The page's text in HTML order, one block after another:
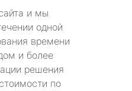
и мы
одной
времени
и более
решения
по